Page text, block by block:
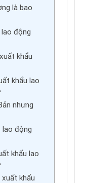
là bao
động
khẩu
khẩu lao
nhưng
lao động
khẩu lao
khẩu